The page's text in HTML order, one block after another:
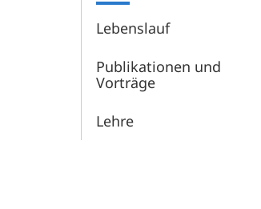
Lebenslauf
Publikationen und
Vorträge
Lehre